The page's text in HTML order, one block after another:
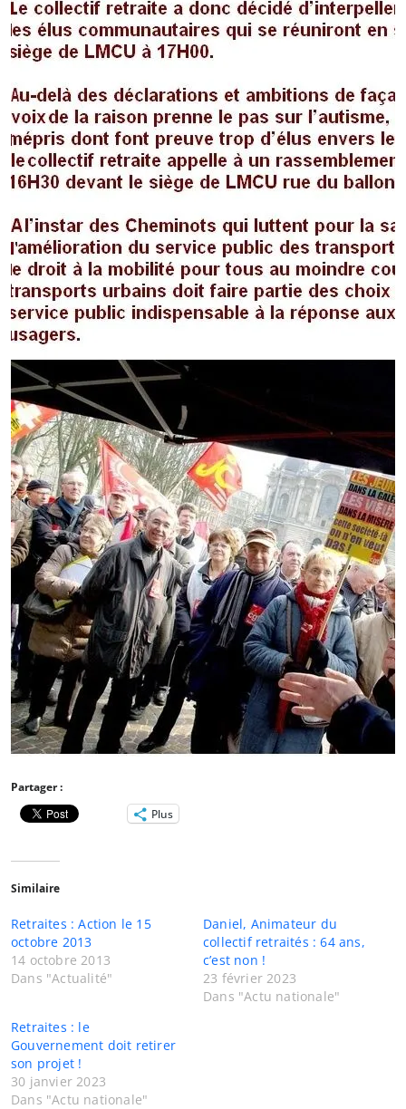
Partager :
Plus
Similaire
Retraites : Action le 15
octobre 2013
14 octobre 2013
Dans "Actualité"
Daniel, Animateur du
collectif retraités : 64 ans,
c’est non !
23 février 2023
Dans "Actu nationale"
Retraites : le
Gouvernement doit retirer
son projet !
30 janvier 2023
Dans "Actu nationale"